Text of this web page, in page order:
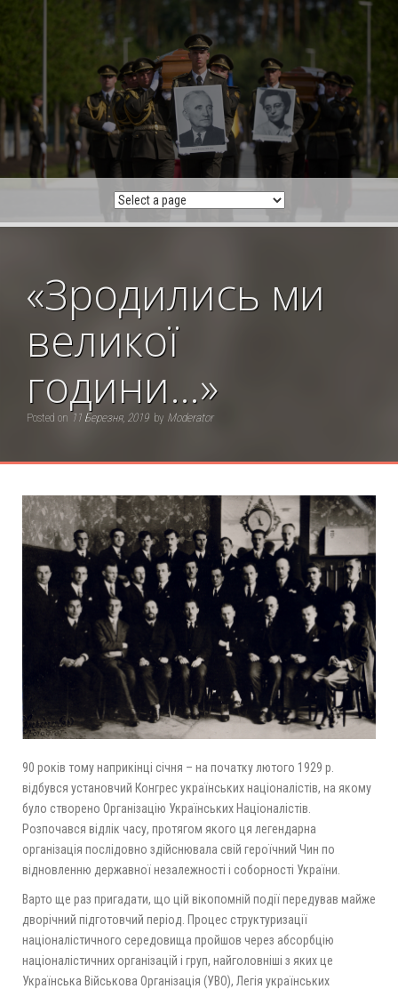
«Зродились ми
великої
години…»
Posted on 11 Березня, 2019 by Moderator
90 років тому наприкінці січня – на початку лютого 1929 р.
відбувся установчий Конгрес українських націоналістів, на якому
було створено Організацію Українських Націоналістів.
Розпочався відлік часу, протягом якого ця легендарна
організація послідовно здійснювала свій героїчний Чин по
відновленню державної незалежності і соборності України.
Варто ще раз пригадати, що цій вікопомній події передував майже
дворічний підготовчий період. Процес структуризації
націоналістичного середовища пройшов через абсорбцію
націоналістичних організацій і груп, найголовніші з яких це
Українська Військова Організація (УВО), Легія українських